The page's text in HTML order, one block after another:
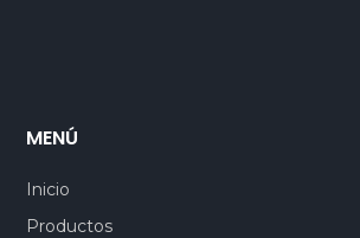
MENÚ
Inicio
Productos